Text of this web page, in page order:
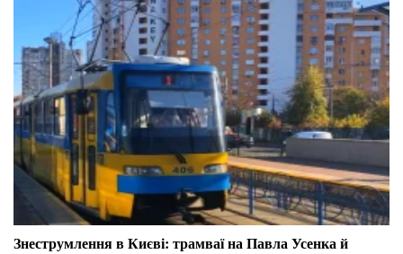
Знеструмлення в Києві: трамваї на Павла Усенка й